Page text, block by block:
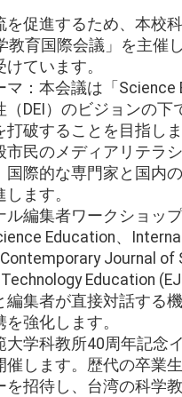
を促進するため、本校
教育国際会議」を主催
ています。
マ：本会議は「
（DEI）のビジョンの
打破することを目指し
市民のメディアリテラ
国際的な専門家と国内
ます。
編集者ワークショッ
Education、
Journal of
Education
編集者が直接対話する
強化します。
大学科教所40周年記念
催します。歴代の卒業
を招待し、台湾の科学